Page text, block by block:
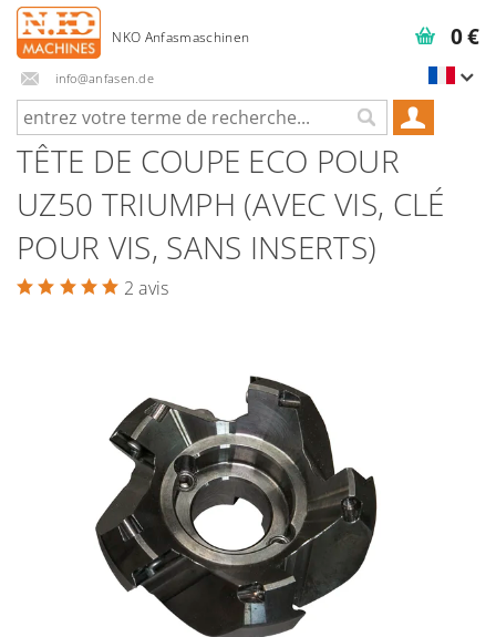
info@anfasen.de
0 €
TÊTE DE COUPE ECO POUR
UZ50 TRIUMPH (AVEC VIS, CLÉ
POUR VIS, SANS INSERTS)
2 avis